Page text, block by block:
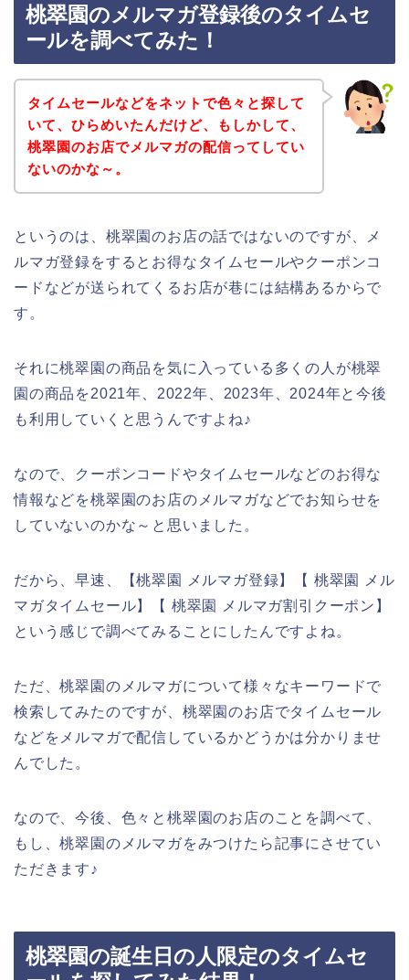
桃翠園のメルマガ登録後のタイムセ
ールを調べてみた！
タイムセールなどをネットで色々と探して
いて、ひらめいたんだけど、もしかして、
桃翠園のお店でメルマガの配信ってしてい
ないのかな～。
というのは、桃翠園のお店の話ではないのですが、メ
ルマガ登録をするとお得なタイムセールやクーポンコ
ードなどが送られてくるお店が巷には結構あるからで
す。
それに桃翠園の商品を気に入っている多くの人が桃翠
園の商品を2021年、2022年、2023年、2024年と今後
も利用していくと思うんですよね♪
なので、クーポンコードやタイムセールなどのお得な
情報などを桃翠園のお店のメルマガなどでお知らせを
していないのかな～と思いました。
だから、早速、【桃翠園 メルマガ登録】【 桃翠園 メル
マガタイムセール】【 桃翠園 メルマガ割引クーポン】
という感じで調べてみることにしたんですよね。
ただ、桃翠園のメルマガについて様々なキーワードで
検索してみたのですが、桃翠園のお店でタイムセール
などをメルマガで配信しているかどうかは分かりませ
んでした。
なので、今後、色々と桃翠園のお店のことを調べて、
もし、桃翠園のメルマガをみつけたら記事にさせてい
ただきます♪
桃翠園の誕生日の人限定のタイムセ